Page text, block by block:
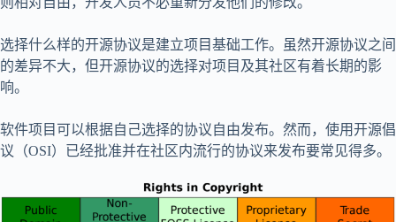
选择什么样的开源协议是建立项目基础工作。虽然开源协议之间
的差异不大，但开源协议的选择对项目及其社区有着长期的影
响。
软件项目可以根据自己选择的协议自由发布。然而，使用开源倡
议（OSI）已经批准并在社区内流行的协议来发布要常见得多。